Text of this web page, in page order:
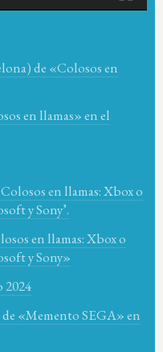
de «Colosos en
en llamas» en el
en llamas: Xbox o
y Sony’.
en llamas: Xbox o
y Sony»
2024
«Memento SEGA» en